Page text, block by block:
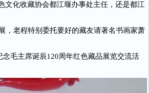
文化收藏协会都江堰办事处主任，还是都江
老程特别委托要好的藏友请著名书画家萧
毛主席诞辰120周年红色藏品展览交流活